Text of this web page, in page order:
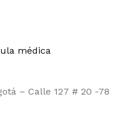
médica
– Calle 127 # 20 -78